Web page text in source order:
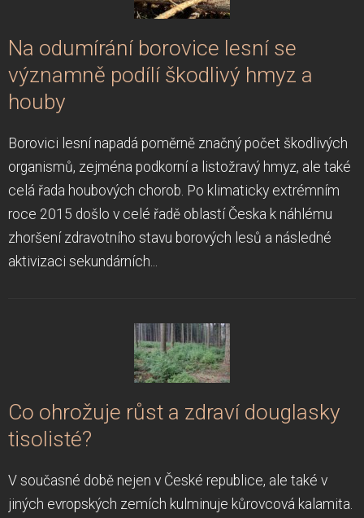
Na odumírání borovice lesní se
významně podílí škodlivý hmyz a
houby
Borovici lesní napadá poměrně značný počet škodlivých
organismů, zejména podkorní a listožravý hmyz, ale také
celá řada houbových chorob. Po klimaticky extrémním
roce 2015 došlo v celé řadě oblastí Česka k náhlému
zhoršení zdravotního stavu borových lesů a následné
aktivizaci sekundárních...
Co ohrožuje růst a zdraví douglasky
tisolisté?
V současné době nejen v České republice, ale také v
jiných evropských zemích kulminuje kůrovcová kalamita.